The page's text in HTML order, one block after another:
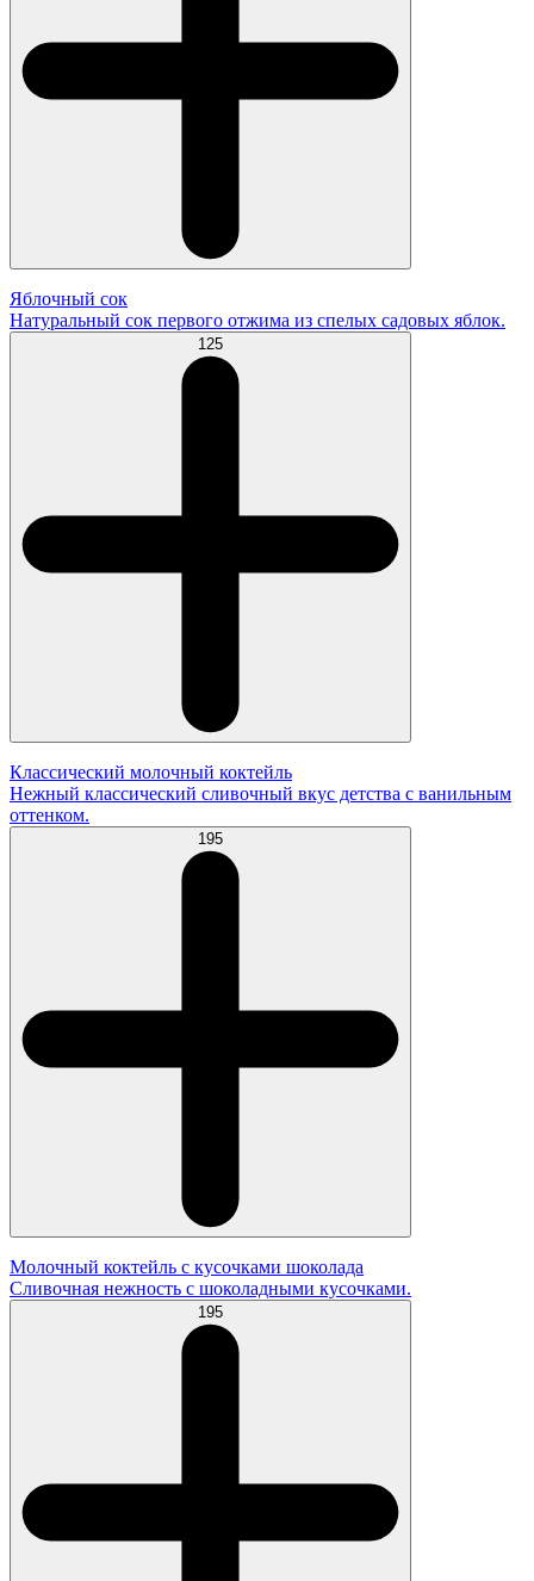
Яблочный сок
Натуральный сок первого отжима из спелых садовых яблок.
125
Классический молочный коктейль
Нежный классический сливочный вкус детства с ванильным
оттенком.
195
Молочный коктейль с кусочками шоколада
Сливочная нежность с шоколадными кусочками.
195